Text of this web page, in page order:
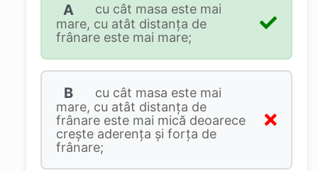
A
cu cât masa este mai
mare, cu atât distanţa de
frânare este mai mare;
B
cu cât masa este mai
mare, cu atât distanţa de
frânare este mai mică deoarece
creşte aderenţa şi forţa de
frânare;